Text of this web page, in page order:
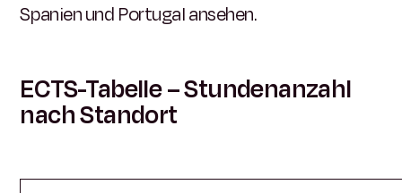
Spanien und Portugal ansehen.
ECTS-Tabelle – Stundenanzahl
nach Standort